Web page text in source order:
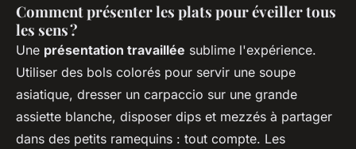
Comment présenter les plats pour éveiller tous
les sens ?
Une présentation travaillée sublime l'expérience.
Utiliser des bols colorés pour servir une soupe
asiatique, dresser un carpaccio sur une grande
assiette blanche, disposer dips et mezzés à partager
dans des petits ramequins : tout compte. Les